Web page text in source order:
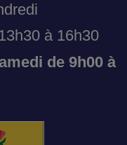
à 16h30
de 9h00 à